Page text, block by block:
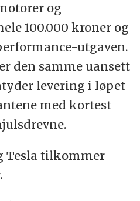
og
100.000 kroner og
utgaven.
den samme uansett
levering i løpet
med kortest
Tesla tilkommer